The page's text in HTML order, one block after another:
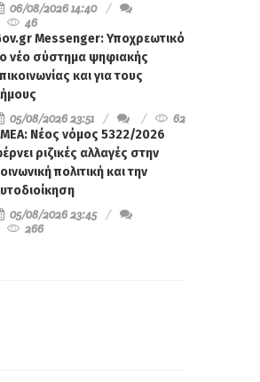
06/08/2026 14:40
46
Messenger: Υποχρεωτικό
νέο σύστημα ψηφιακής
και για τους
05/08/2026 23:51
62
Νέος νόμος 5322/2026
ριζικές αλλαγές στην
πολιτική και την
05/08/2026 23:45
266